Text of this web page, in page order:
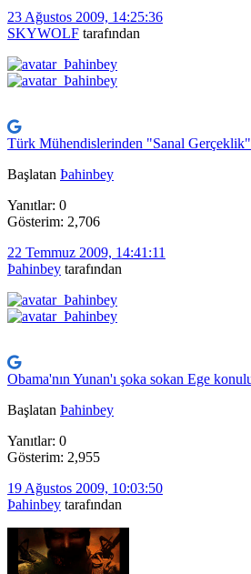
23 Ağustos 2009, 14:25:36
SKYWOLF tarafından
Türk Mühendislerinden "Sanal Gerçeklik"
Başlatan Þahinbey
Yanıtlar: 0
Gösterim: 2,706
22 Temmuz 2009, 14:41:11
Þahinbey tarafından
Obama'nın Yunan'ı şoka sokan Ege
Başlatan Þahinbey
Yanıtlar: 0
Gösterim: 2,955
19 Ağustos 2009, 10:03:50
Þahinbey tarafından